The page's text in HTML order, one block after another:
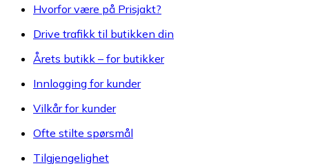
Hvorfor være på Prisjakt?
Drive trafikk til butikken din
Årets butikk – for butikker
Innlogging for kunder
Vilkår for kunder
Ofte stilte spørsmål
Tilgjengelighet